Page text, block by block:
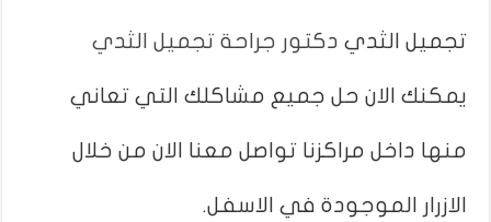
تجميل الثدي دكتور جراحة تجميل الثدي
يمكنك الان حل جميع مشاكلك التي تعاني
منها داخل مراكزنا تواصل معنا الان من خلال
الازرار الموجودة في الاسفل.